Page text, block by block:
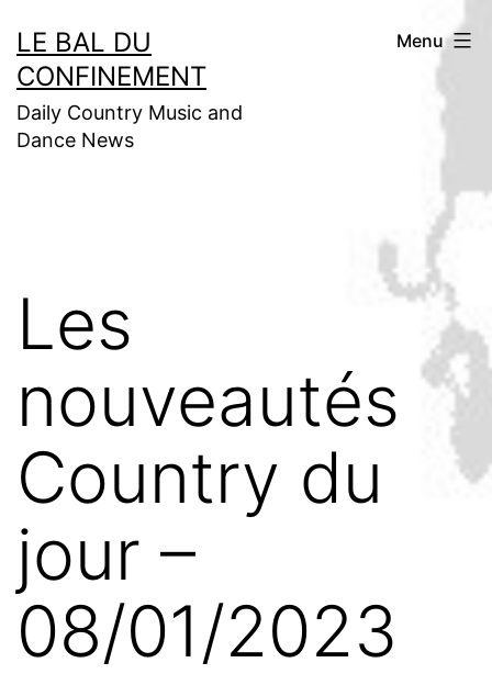
au
contenu
LE BAL DU
CONFINEMENT
Daily Country Music and
Dance News
Menu
Les
nouveautés
Country du
jour –
08/01/2023